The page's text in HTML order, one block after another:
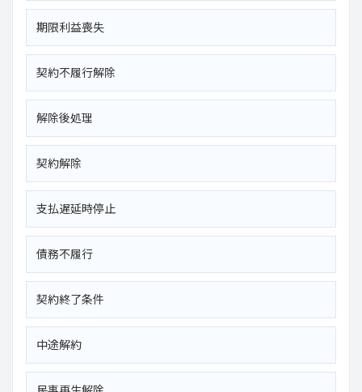
期限利益喪失
契約不履行解除
解除後処理
契約解除
支払遅延時停止
債務不履行
契約終了条件
中途解約